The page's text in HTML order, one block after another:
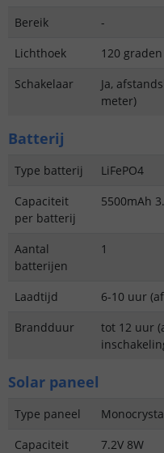
Bereik
-
Lichthoek
120 graden
Schakelaar
Ja,
meter)
Batterij
Type batterij
LiFePO4
Capaciteit
per batterij
5500mAh
Aantal
batterijen
1
Laadtijd
6-10 uur
Brandduur
tot 12 uur
Solar paneel
Type paneel
Capaciteit
7.2V 8W